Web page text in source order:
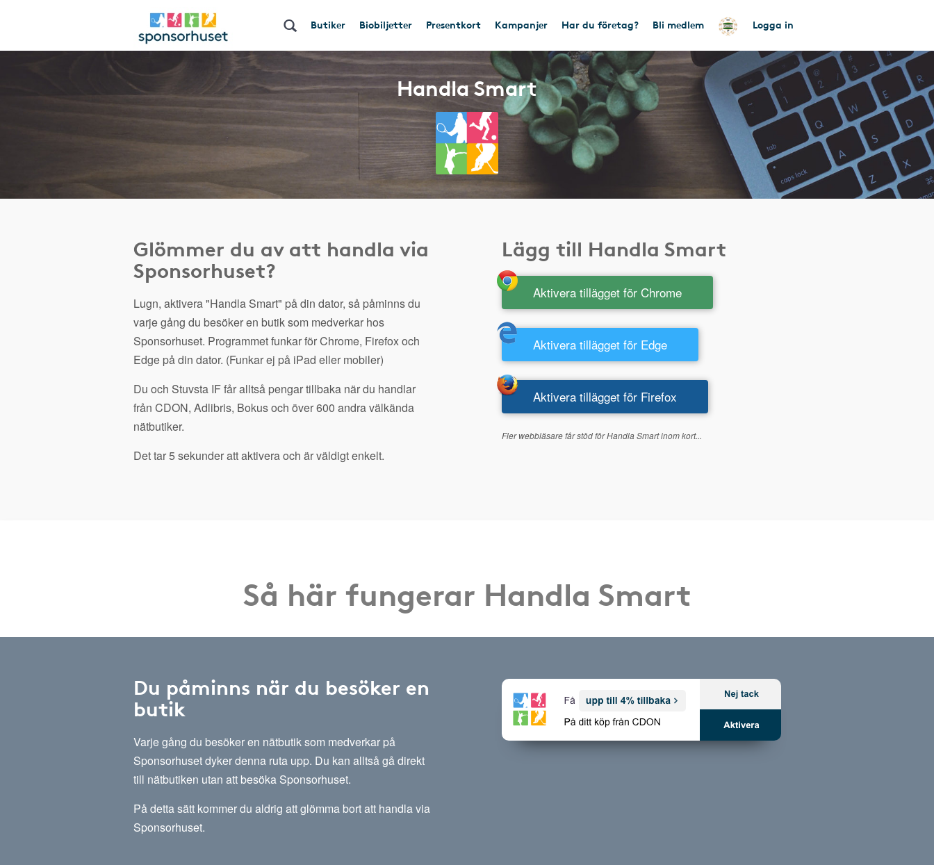
Butiker Biobiljetter Presentkort Kampanjer Har du företag? Bli medlem Logga in
Handla Smart
Glömmer du av att handla via
Sponsorhuset?
Lugn, aktivera "Handla Smart" på din dator, så påminns du
varje gång du besöker en butik som medverkar hos
Sponsorhuset. Programmet funkar för Chrome, Firefox och
Edge på din dator. (Funkar ej på iPad eller mobiler)
Du och Stuvsta IF får alltså pengar tillbaka när du handlar
från CDON, Adlibris, Bokus och över 600 andra välkända
nätbutiker.
Det tar 5 sekunder att aktivera och är väldigt enkelt.
Lägg till Handla Smart
Aktivera tillägget för Chrome
Aktivera tillägget för Edge
Aktivera tillägget för Firefox
Fler webbläsare får stöd för Handla Smart inom kort...
Så här fungerar Handla Smart
Du påminns när du besöker en
butik
Varje gång du besöker en nätbutik som medverkar på
Sponsorhuset dyker denna ruta upp. Du kan alltså gå direkt
till nätbutiken utan att besöka Sponsorhuset.
På detta sätt kommer du aldrig att glömma bort att handla via
Sponsorhuset.